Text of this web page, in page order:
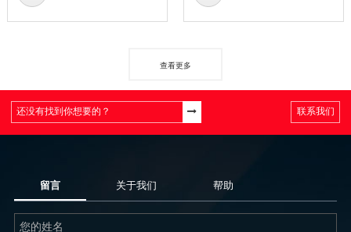
查看更多
联系我们
留言 关于我们 帮助